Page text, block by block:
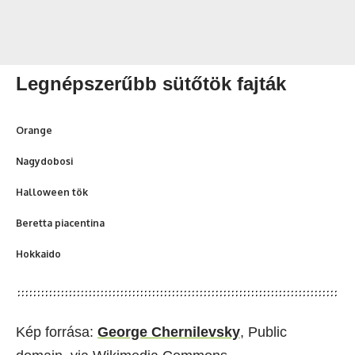
Legnépszerűbb sütőtök fajták
Orange
Nagydobosi
Halloween tök
Beretta piacentina
Hokkaido
Kép forrása: George Chernilevsky, Public